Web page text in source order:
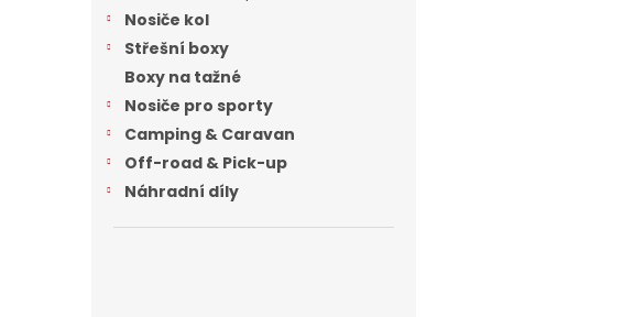
Nosiče kol
Střešní boxy
Boxy na tažné
Nosiče pro sporty
Camping & Caravan
Off-road & Pick-up
Náhradní díly